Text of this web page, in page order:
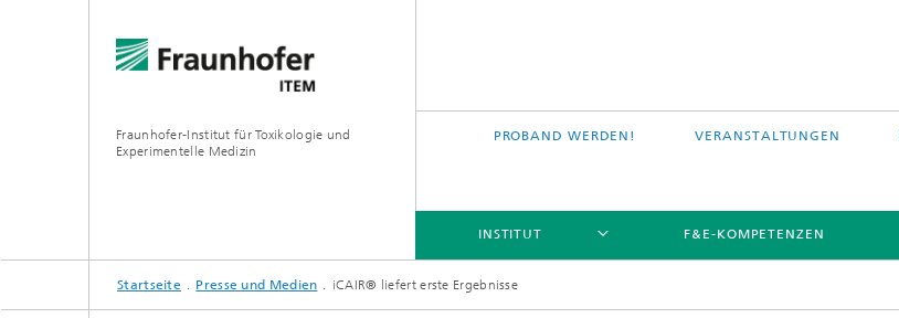
Fraunhofer-Institut für Toxikologie und
Experimentelle Medizin
PROBAND WERDEN! VERANSTALTUNGEN
INSTITUT
INSTITUT
F&E-KOMPETENZEN
F&E-KOMPETENZEN
ANGEBOTE
Startseite Presse und Medien iCAIR® liefert erste Ergebnisse